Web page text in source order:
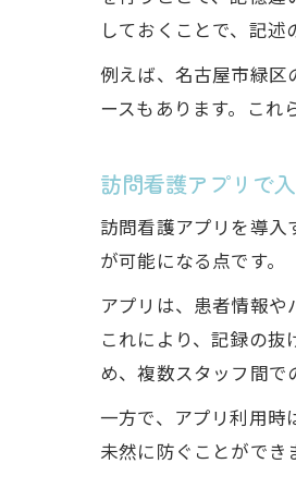
しておくことで、記
例えば、名古屋市緑区
ースもあります。こ
訪問看護アプリで
訪問看護アプリを導
が可能になる点です。
アプリは、患者情報
これにより、記録の
め、複数スタッフ間で
一方で、アプリ利用時
未然に防ぐことができ